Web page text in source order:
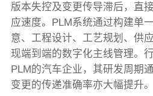
版本失控及变更传导滞后，直
应速度。PLM系统通过构建单
意、工程设计、工艺规划、供
现端到端的数字化主线管理。
PLM的汽车企业，其研发周期
变更的传递准确率亦大幅提升。